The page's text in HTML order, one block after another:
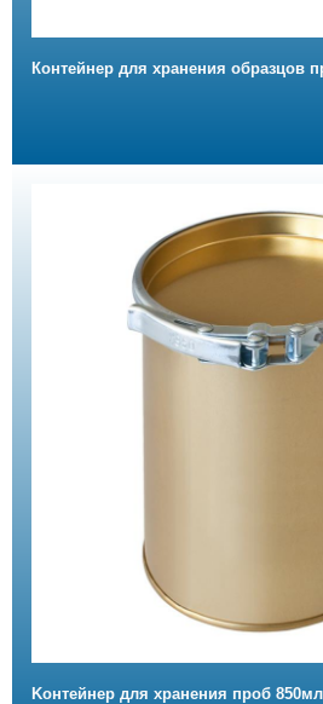
Контейнер для хранения образцов
Kонтейнер для хранения проб 850мл